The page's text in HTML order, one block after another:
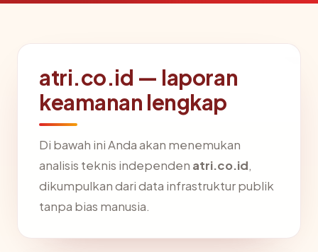
atri.co.id — laporan
keamanan lengkap
Di bawah ini Anda akan menemukan
analisis teknis independen atri.co.id,
dikumpulkan dari data infrastruktur publik
tanpa bias manusia.